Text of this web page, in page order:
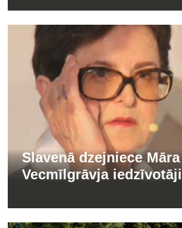
Slavenā dzejniece
Vecmīlgrāvja